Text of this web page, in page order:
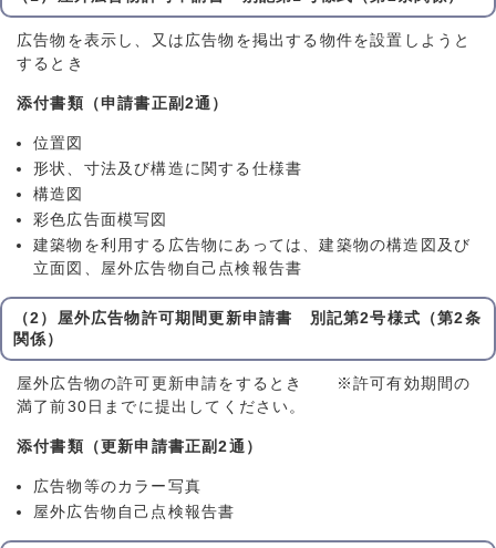
広告物を表示し、又は広告物を掲出する物件を設置しようと
するとき
添付書類（申請書正副2通）
位置図
形状、寸法及び構造に関する仕様書
構造図
彩色広告面模写図
建築物を利用する広告物にあっては、建築物の構造図及び
立面図、屋外広告物自己点検報告書
（2）屋外広告物許可期間更新申請書 別記第2号様式（第2条
関係）
屋外広告物の許可更新申請をするとき ※許可有効期間の
満了前30日までに提出してください。
添付書類（更新申請書正副2通）
広告物等のカラー写真
屋外広告物自己点検報告書